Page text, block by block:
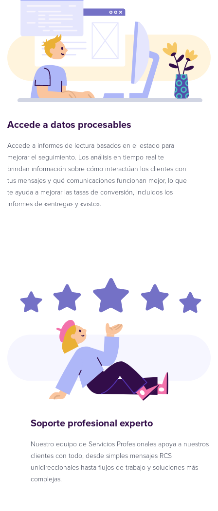
Accede a datos procesables
Accede a informes de lectura basados en el estado para
mejorar el seguimiento. Los análisis en tiempo real te
brindan información sobre cómo interactúan los clientes con
tus mensajes y qué comunicaciones funcionan mejor, lo que
te ayuda a mejorar las tasas de conversión, incluidos los
informes de «entrega» y «visto».
Soporte profesional experto
Nuestro equipo de Servicios Profesionales apoya a nuestros
clientes con todo, desde simples mensajes RCS
unidireccionales hasta flujos de trabajo y soluciones más
complejas.